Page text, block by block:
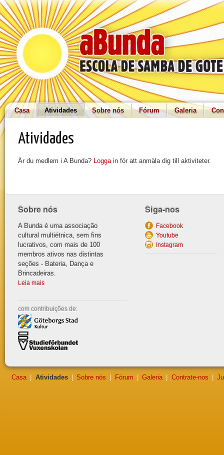
Casa Atividades Sobre nós Fórum Galeria
Atividades
Är du medlem i A Bunda? Logga in för att anmäla dig till aktiviteter.
Sobre nós
A Bunda é uma associação
cultural multiétnica, sem fins
lucrativos, com mais de 100
membros ativos nas distintas
seções - Bateria, Dança e
Brincadeiras.
Leia mais
com contribuições de:
Siga-nos
Facebook
Youtube
Instagram
Casa | Atividades | Sobre nós | Fórum | Galeria | Contrate-nos |